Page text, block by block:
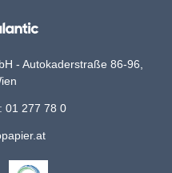
- Autokaderstraße 86-96,
01 277 78 0